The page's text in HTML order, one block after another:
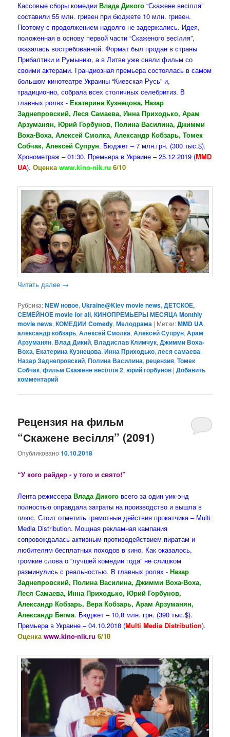
Кассовые сборы комедии Влада Дикого “Скажене весiлля”
составили 55 млн. гривен при бюджете 10 млн. гривен.
Поэтому с продолжением надолго не задержались. Идея,
положенная в основу первой части “Скаженого весiлля”,
оказалась востребованной. Формат был продан в страны
Прибалтики и Румынию, а в Литве уже сняли фильм со
своими актерами. Грандиозная премьера состоялась в самом
большом кинотеатре Украины “Киевская Русь” и,
традиционно, собрала всех столичных селебритиз. В
главных ролях -Екатерина Кузнецова, Назар
Заднепровский, Леся Самаева, Инна Приходько, Арам
Арзуманян, Юрий Горбунов, Полина Василина, Джимми
Воха-Воха, Алексей Смолка, Александр Кобзарь, Томек
Собчак, Алексей Супрун. Бюджет – 7 млн.грн. (300 тыс.$).
Хронометраж – 01:30. Премьера в Украине – 25.12.2019 (MMD
UA).Оценкаwww.kino-nik.ru 6/10
Читать далее →
Рубрика:NEW новое, Ukraine@Kiev movie news,ДЕТСКОЕ,
СЕМЕЙНОЕ movie for all,КИНОПРЕМЬЕРЫ МЕСЯЦА Monthly
movie news,КОМЕДИИ Comedy,Мелодрама | Метки:MMD UA,
александр кобзарь,Алексей Смолка,Алексей Супрун,Арам
Арзуманян,Влад Дикий,Владислав Климчук,Джимми Воха-
Воха,Екатерина Кузнецова,Инна Приходько,леся самаева,
Назар Заднепровский,Полина Василина,рецензия,Томек
Собчак,фильм Скажене весілля 2,юрий горбунов |Добавить
комментарий
Рецензия на фильм
“Скажене весілля” (2091)
Опубликовано10.10.2018
“У кого райдер - у того и свято!”
Лента режиссераВлада Дикого всего за один уик-энд
полностью оправдала затраты на производство и вышла в
плюс. Стоит отметить грамотные действия прокатчика – Multi
Media Distribution. Мощная рекламная кампания
сопровождалась активным противодействием пиратам и
любителям бесплатных походов в кино. Как оказалось,
громкие слова о “лучшей комедии года” не слишком
разминулись с реальностью. В главных ролях -Назар
Заднепровский, Полина Василина, Джимми Воха-Воха,
Леся Самаева, Инна Приходько, Юрий Горбунов,
Александр Кобзарь, Вера Кобзарь, Арам Арзуманян,
Александр Бегма. Бюджет – 10,8 млн. грн. (390 тыс.$).
Премьера в Украине – 04.10.2018 (Multi Media Distribution).
Оценка www.kino-nik.ru 6/10